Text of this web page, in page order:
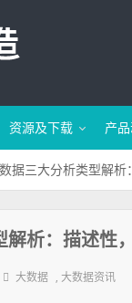
资源及下载 产
据三大分析类型解
解析：描述性
大数据 ,大数据资讯